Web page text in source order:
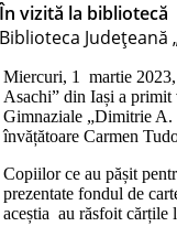
În vizită la bibliotecă
Biblioteca Judeţeană
Miercuri, 1 martie
Asachi” din Iași a
Gimnaziale „Dimitrie A.
învățătoare Carmen
Copiilor ce au pășit
prezentate fondul de
aceștia au răsfoit cărțile